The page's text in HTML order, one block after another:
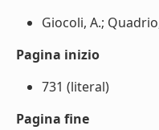
Giocoli, A.;
Pagina inizio
731 (literal)
Pagina fine